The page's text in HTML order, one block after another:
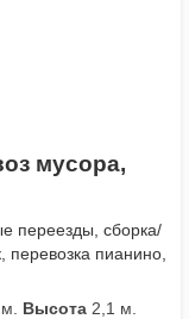
мусора,
переезды, сборка/
перевозка пианино,
Высота 2,1 м.